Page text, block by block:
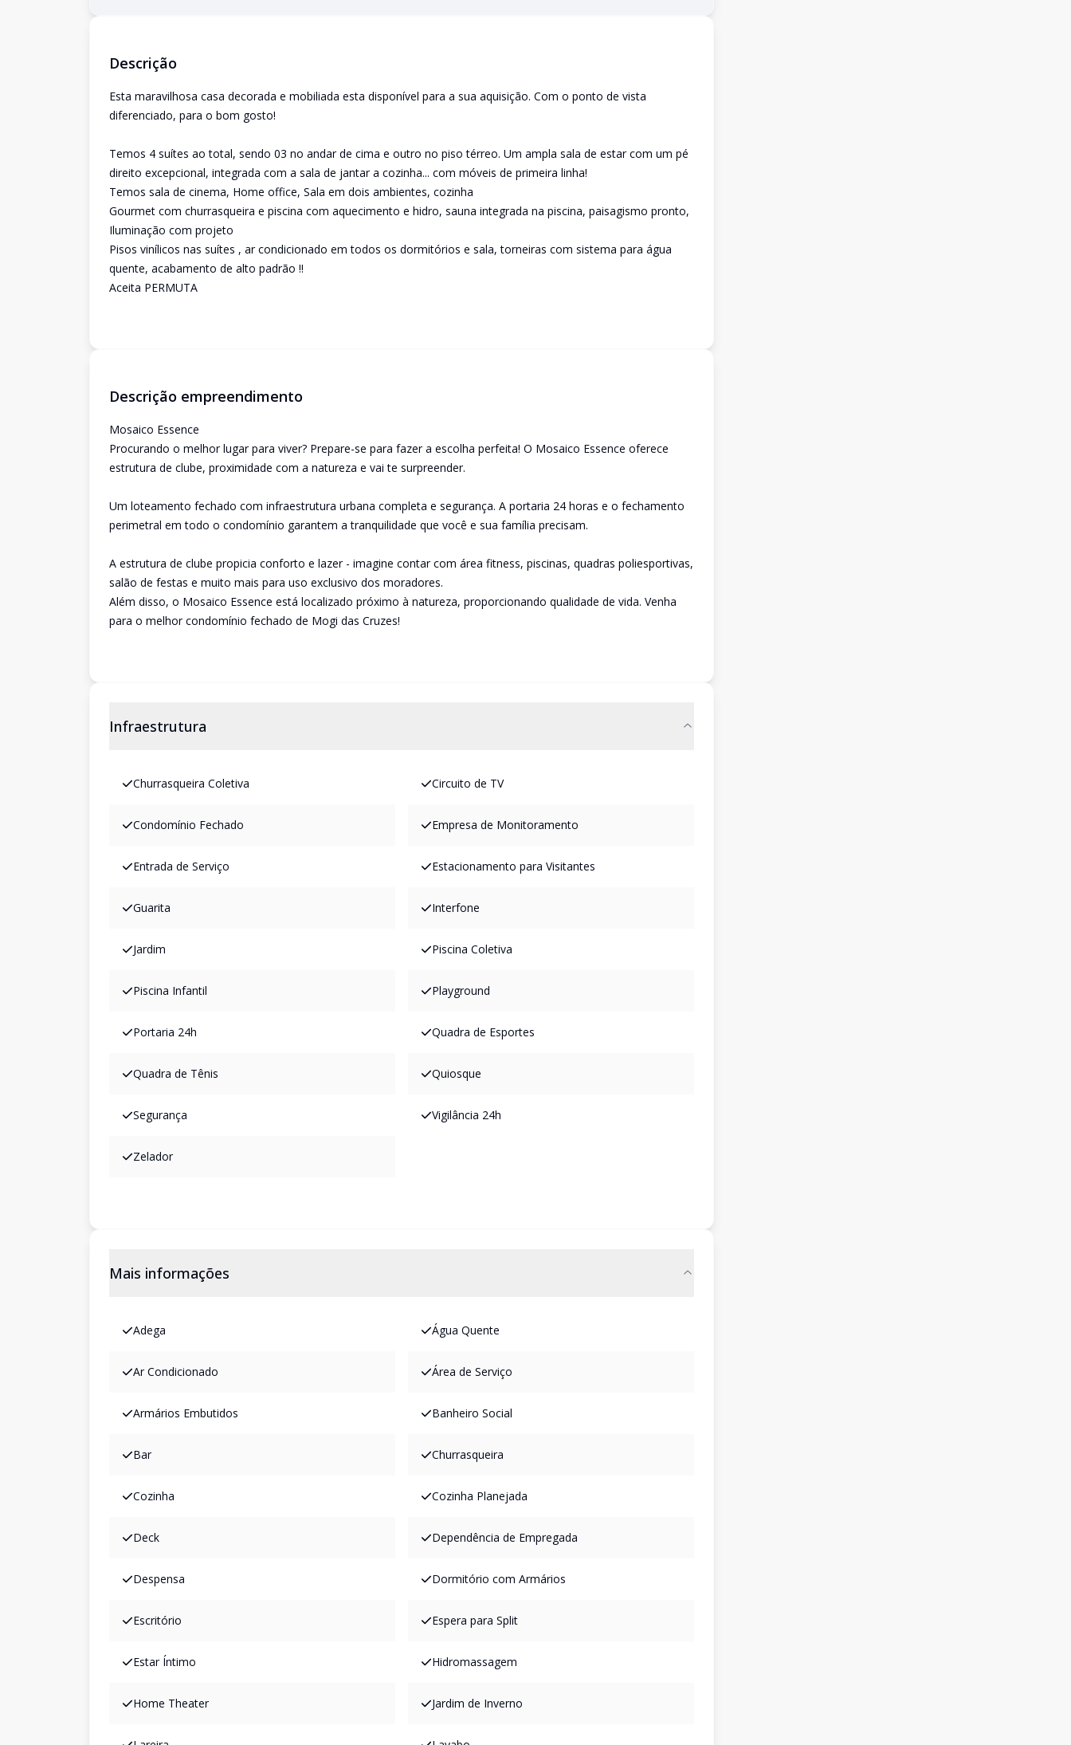
Descrição
Esta maravilhosa casa decorada e mobiliada esta disponível para a sua aquisição. Com o ponto de vista
diferenciado, para o bom gosto!
Temos 4 suítes ao total, sendo 03 no andar de cima e outro no piso térreo. Um ampla sala de estar com um pé
direito excepcional, integrada com a sala de jantar a cozinha... com móveis de primeira linha!
Temos sala de cinema, Home office, Sala em dois ambientes, cozinha
Gourmet com churrasqueira e piscina com aquecimento e hidro, sauna integrada na piscina, paisagismo pronto,
Iluminação com projeto
Pisos vinílicos nas suítes , ar condicionado em todos os dormitórios e sala, torneiras com sistema para água
quente, acabamento de alto padrão !!
Aceita PERMUTA
Descrição empreendimento
Mosaico Essence
Procurando o melhor lugar para viver? Prepare-se para fazer a escolha perfeita! O Mosaico Essence oferece
estrutura de clube, proximidade com a natureza e vai te surpreender.
Um loteamento fechado com infraestrutura urbana completa e segurança. A portaria 24 horas e o fechamento
perimetral em todo o condomínio garantem a tranquilidade que você e sua família precisam.
A estrutura de clube propicia conforto e lazer - imagine contar com área fitness, piscinas, quadras poliesportivas,
salão de festas e muito mais para uso exclusivo dos moradores.
Além disso, o Mosaico Essence está localizado próximo à natureza, proporcionando qualidade de vida. Venha
para o melhor condomínio fechado de Mogi das Cruzes!
Infraestrutura
Churrasqueira Coletiva Circuito de TV
Condomínio Fechado Empresa de Monitoramento
Entrada de Serviço Estacionamento para Visitantes
Guarita Interfone
Jardim Piscina Coletiva
Piscina Infantil Playground
Portaria 24h Quadra de Esportes
Quadra de Tênis Quiosque
Segurança Vigilância 24h
Zelador
Mais informações
Adega Água Quente
Ar Condicionado Área de Serviço
Armários Embutidos Banheiro Social
Bar Churrasqueira
Cozinha Cozinha Planejada
Deck Dependência de Empregada
Despensa Dormitório com Armários
Escritório Espera para Split
Estar Íntimo Hidromassagem
Home Theater Jardim de Inverno